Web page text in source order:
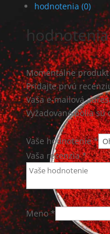
hodnotenia (0)
hodnotenia
Momentálne
Pridajte prvú
Vaša e-mailová
Vyžadované polia sú
Vaše hodnotenie *
Vaša recenzia*
Meno*